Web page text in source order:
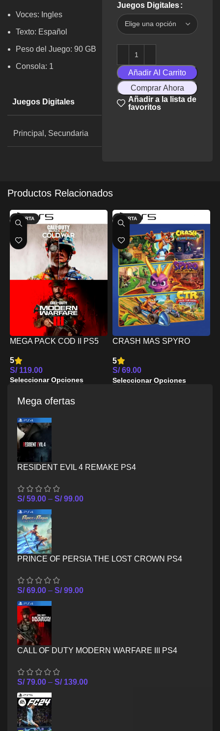
Voces: Ingles
Texto: Español
Peso del Juego: 90 GB
Consola: 1
Juegos Digitales
Principal, Secundaria
Juegos Digitales
Añadir Al Carrito
Comprar Ahora
Añadir a la lista de
favoritos
Productos Relacionados
OFERTA
MEGA PACK COD II PS5
5
S/119.00
Seleccionar Opciones
OFERTA
CRASH MAS SPYRO
PS5
5
S/69.00
Seleccionar Opciones
Mega ofertas
RESIDENT EVIL 4 REMAKE PS4
S/59.00 – S/99.00
PRINCE OF PERSIA THE LOST CROWN PS4
S/69.00 – S/99.00
CALL OF DUTY MODERN WARFARE III PS4
S/79.00 – S/139.00